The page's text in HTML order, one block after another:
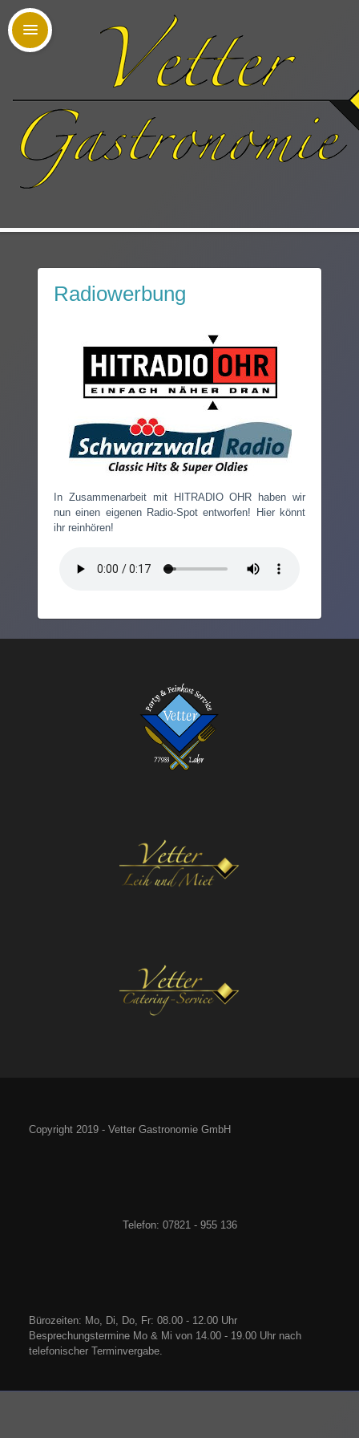
Radiowerbung
In Zusammenarbeit mit HITRADIO OHR haben wir
nun einen eigenen Radio-Spot entworfen! Hier könnt
ihr reinhören!
Copyright 2019 - Vetter Gastronomie GmbH
Telefon: 07821 - 955 136
Bürozeiten: Mo, Di, Do, Fr: 08.00 - 12.00 Uhr
Besprechungstermine Mo & Mi von 14.00 - 19.00 Uhr nach
telefonischer Terminvergabe.